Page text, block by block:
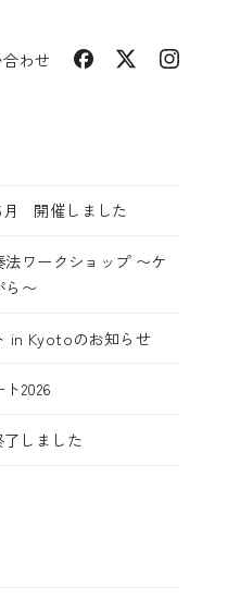
わせ
開催しました
ワークショップ 〜ケ
ら〜
in Kyotoのお知らせ
2026
しました